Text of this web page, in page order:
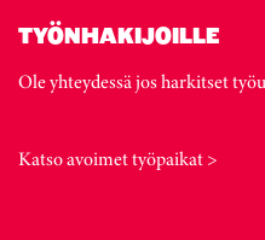
TYÖNHAKIJOILLE
Ole yhteydessä jos harkitset
Katso avoimet työpaikat >